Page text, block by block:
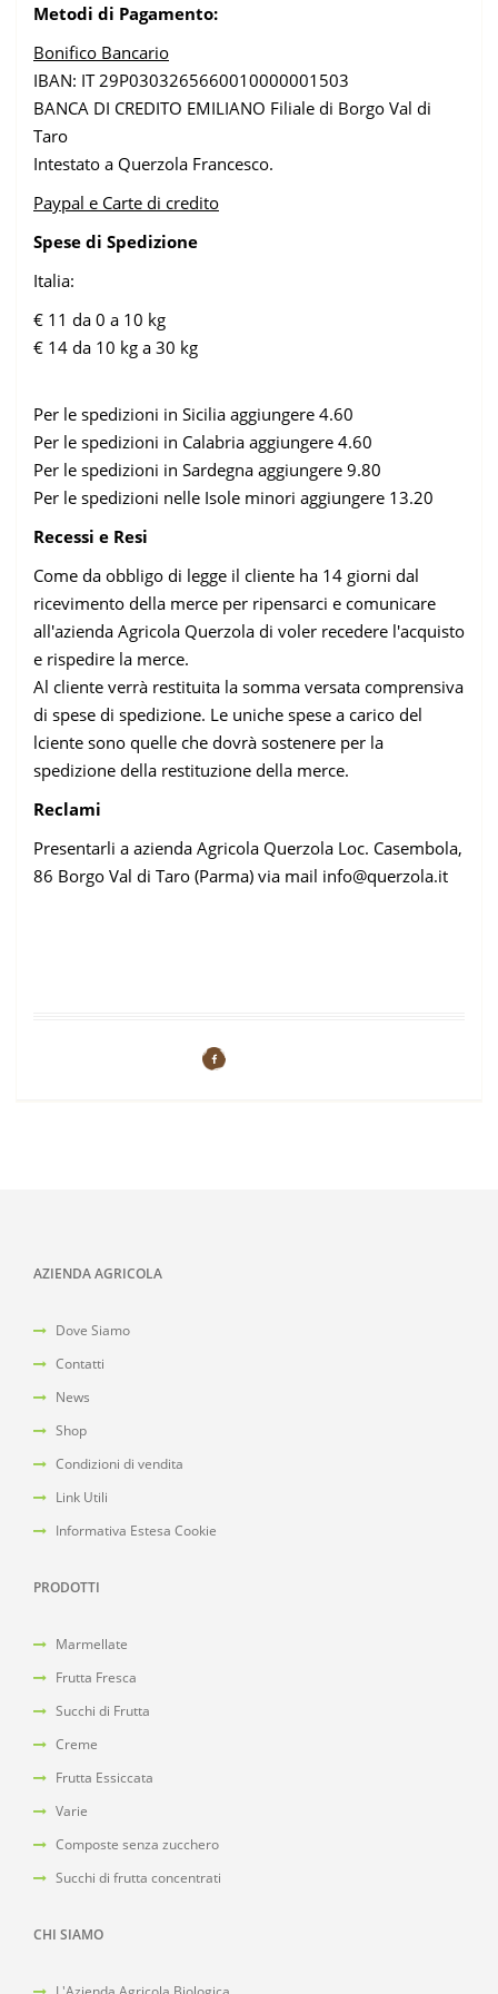
Metodi di Pagamento:
Bonifico Bancario
IBAN: IT 29P0303265660010000001503
BANCA DI CREDITO EMILIANO Filiale di Borgo Val di
Taro
Intestato a Querzola Francesco.
Paypal e Carte di credito
Spese di Spedizione
Italia:
€ 11 da 0 a 10 kg
€ 14 da 10 kg a 30 kg
Per le spedizioni in Sicilia aggiungere 4.60
Per le spedizioni in Calabria aggiungere 4.60
Per le spedizioni in Sardegna aggiungere 9.80
Per le spedizioni nelle Isole minori aggiungere 13.20
Recessi e Resi
Come da obbligo di legge il cliente ha 14 giorni dal
ricevimento della merce per ripensarci e comunicare
all'azienda Agricola Querzola di voler recedere l'acquisto
e rispedire la merce.
Al cliente verrà restituita la somma versata comprensiva
di spese di spedizione. Le uniche spese a carico del
lciente sono quelle che dovrà sostenere per la
spedizione della restituzione della merce.
Reclami
Presentarli a azienda Agricola Querzola Loc. Casembola,
86 Borgo Val di Taro (Parma) via mail info@querzola.it
AZIENDA AGRICOLA
Dove Siamo
Contatti
News
Shop
Condizioni di vendita
Link Utili
Informativa Estesa Cookie
PRODOTTI
Marmellate
Frutta Fresca
Succhi di Frutta
Creme
Frutta Essiccata
Varie
Composte senza zucchero
Succhi di frutta concentrati
CHI SIAMO